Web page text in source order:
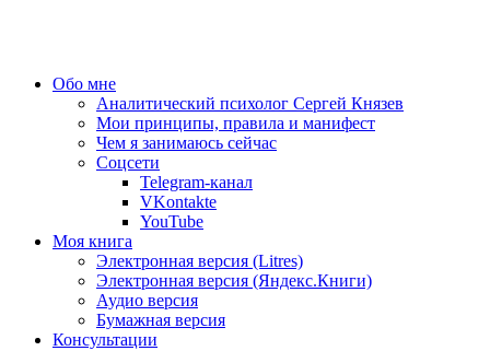
Обо мне
Аналитический психолог Сергей Князев
Мои принципы, правила и манифест
Чем я занимаюсь сейчас
Соцсети
Telegram-канал
VKontakte
YouTube
Моя книга
Электронная версия (Litres)
Электронная версия (Яндекс.Книги)
Аудио версия
Бумажная версия
Консультации